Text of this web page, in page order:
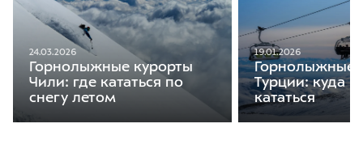
24.03.2026
Горнолыжные курорты
Чили: где кататься по
снегу летом
19.01.2026
Горнолыжные
Турции: куда
кататься